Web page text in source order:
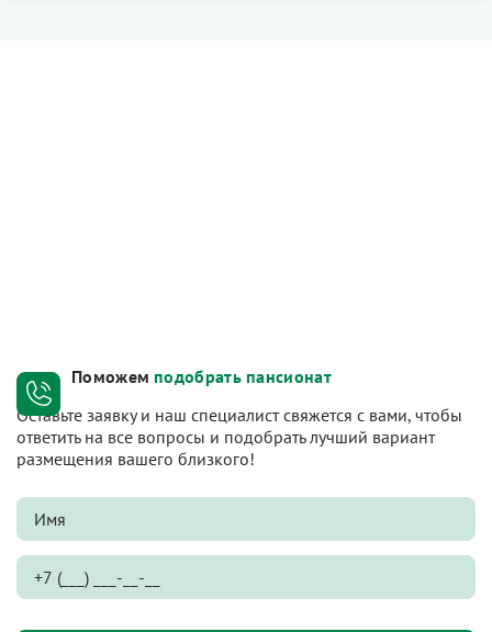
Поможем подобрать пансионат
Оставьте заявку и наш специалист свяжется с вами, чтобы
ответить на все вопросы и подобрать лучший вариант
размещения вашего близкого!